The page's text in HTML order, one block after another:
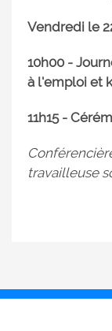
Vendredi le
10h00 -
à l'emploi et
11h15 -
travailleuse